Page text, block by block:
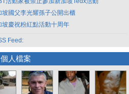
坡國父李光耀孫子公開出櫃
坡慶祝粉紅點活動十周年
Feed:
人檔案